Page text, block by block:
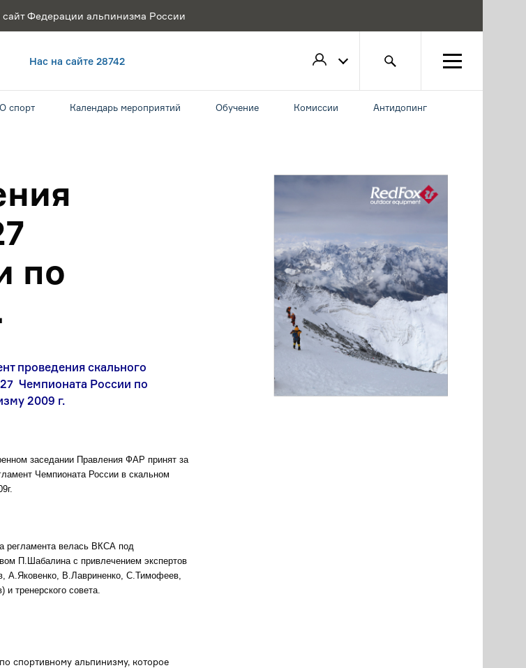
Федерации альпинизма России
Нас на сайте 28742
спорт Календарь мероприятий Обучение Комиссии Антидопинг
по
проведения скального
Чемпионата России по
2009 г.
заседании Правления ФАР принят за
Чемпионата России в скальном
регламента велась ВКСА под
П.Шабалина с привлечением экспертов
А.Яковенко, В.Лавриненко, С.Тимофеев,
и тренерского совета.
спортивному альпинизму, которое